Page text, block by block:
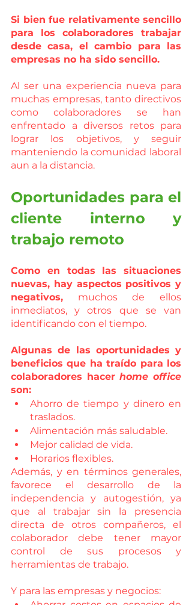
Si bien fue relativamente sencillo
para los colaboradores trabajar
desde casa, el cambio para las
empresas no ha sido sencillo.
Al ser una experiencia nueva para
muchas empresas, tanto directivos
como colaboradores se han
enfrentado a diversos retos para
lograr los objetivos, y seguir
manteniendo la comunidad laboral
aun a la distancia.
Oportunidades para el
cliente interno y
trabajo remoto
Como en todas las situaciones
nuevas, hay aspectos positivos y
negativos, muchos de ellos
inmediatos, y otros que se van
identificando con el tiempo.
Algunas de las oportunidades y
beneficios que ha traído para los
colaboradores hacer home office
son:
Ahorro de tiempo y dinero en
traslados.
Alimentación más saludable.
Mejor calidad de vida.
Horarios flexibles.
Además, y en términos generales,
favorece el desarrollo de la
independencia y autogestión, ya
que al trabajar sin la presencia
directa de otros compañeros, el
colaborador debe tener mayor
control de sus procesos y
herramientas de trabajo.
Y para las empresas y negocios: